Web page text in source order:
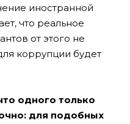
иностранной
что реальное
от этого не
коррупции будет
одного только
для подобных